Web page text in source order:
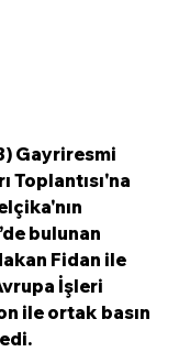
Gayriresmi
Toplantısı'na
bulunan
Fidan ile
İşleri
ile ortak basın